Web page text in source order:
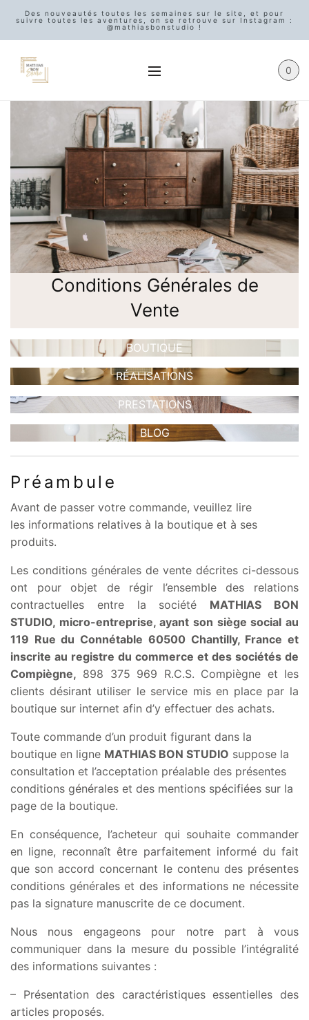
Des nouveautés toutes les semaines sur le site, et pour
suivre toutes les aventures, on se retrouve sur Instagram :
@mathiasbonstudio !
0
Conditions Générales de
Vente
BOUTIQUE
RÉALISATIONS
PRESTATIONS
BLOG
Préambule
Avant de passer votre commande, veuillez lire
les informations relatives à la boutique et à ses
produits.
Les conditions générales de vente décrites ci-dessous
ont pour objet de régir l’ensemble des relations
contractuelles entre la société MATHIAS BON
STUDIO, micro-entreprise, ayant son siège social au
119 Rue du Connétable 60500 Chantilly, France et
inscrite au registre du commerce et des sociétés de
Compiègne, 898 375 969 R.C.S. Compiègne et les
clients désirant utiliser le service mis en place par la
boutique sur internet afin d’y effectuer des achats.
Toute commande d’un produit figurant dans la
boutique en ligne MATHIAS BON STUDIO suppose la
consultation et l’acceptation préalable des présentes
conditions générales et des mentions spécifiées sur la
page de la boutique.
En conséquence, l’acheteur qui souhaite commander
en ligne, reconnaît être parfaitement informé du fait
que son accord concernant le contenu des présentes
conditions générales et des informations ne nécessite
pas la signature manuscrite de ce document.
Nous nous engageons pour notre part à vous
communiquer dans la mesure du possible l’intégralité
des informations suivantes :
– Présentation des caractéristiques essentielles des
articles proposés.